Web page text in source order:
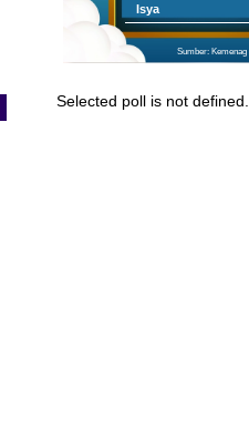
Isya
Sumber: Kemenag
Selected poll is not defined.